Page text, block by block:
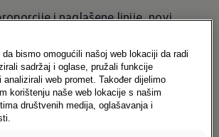
i naglašene linije, novi
svjetla i LED stražnja svjetla
krov
bismo omogućili našoj web lokaciji da radi
sadržaj i oglase, pružali funkcije
analizirali web promet. Također dijelimo
korištenju naše web lokacije s našim
društvenih medija, oglašavanja i